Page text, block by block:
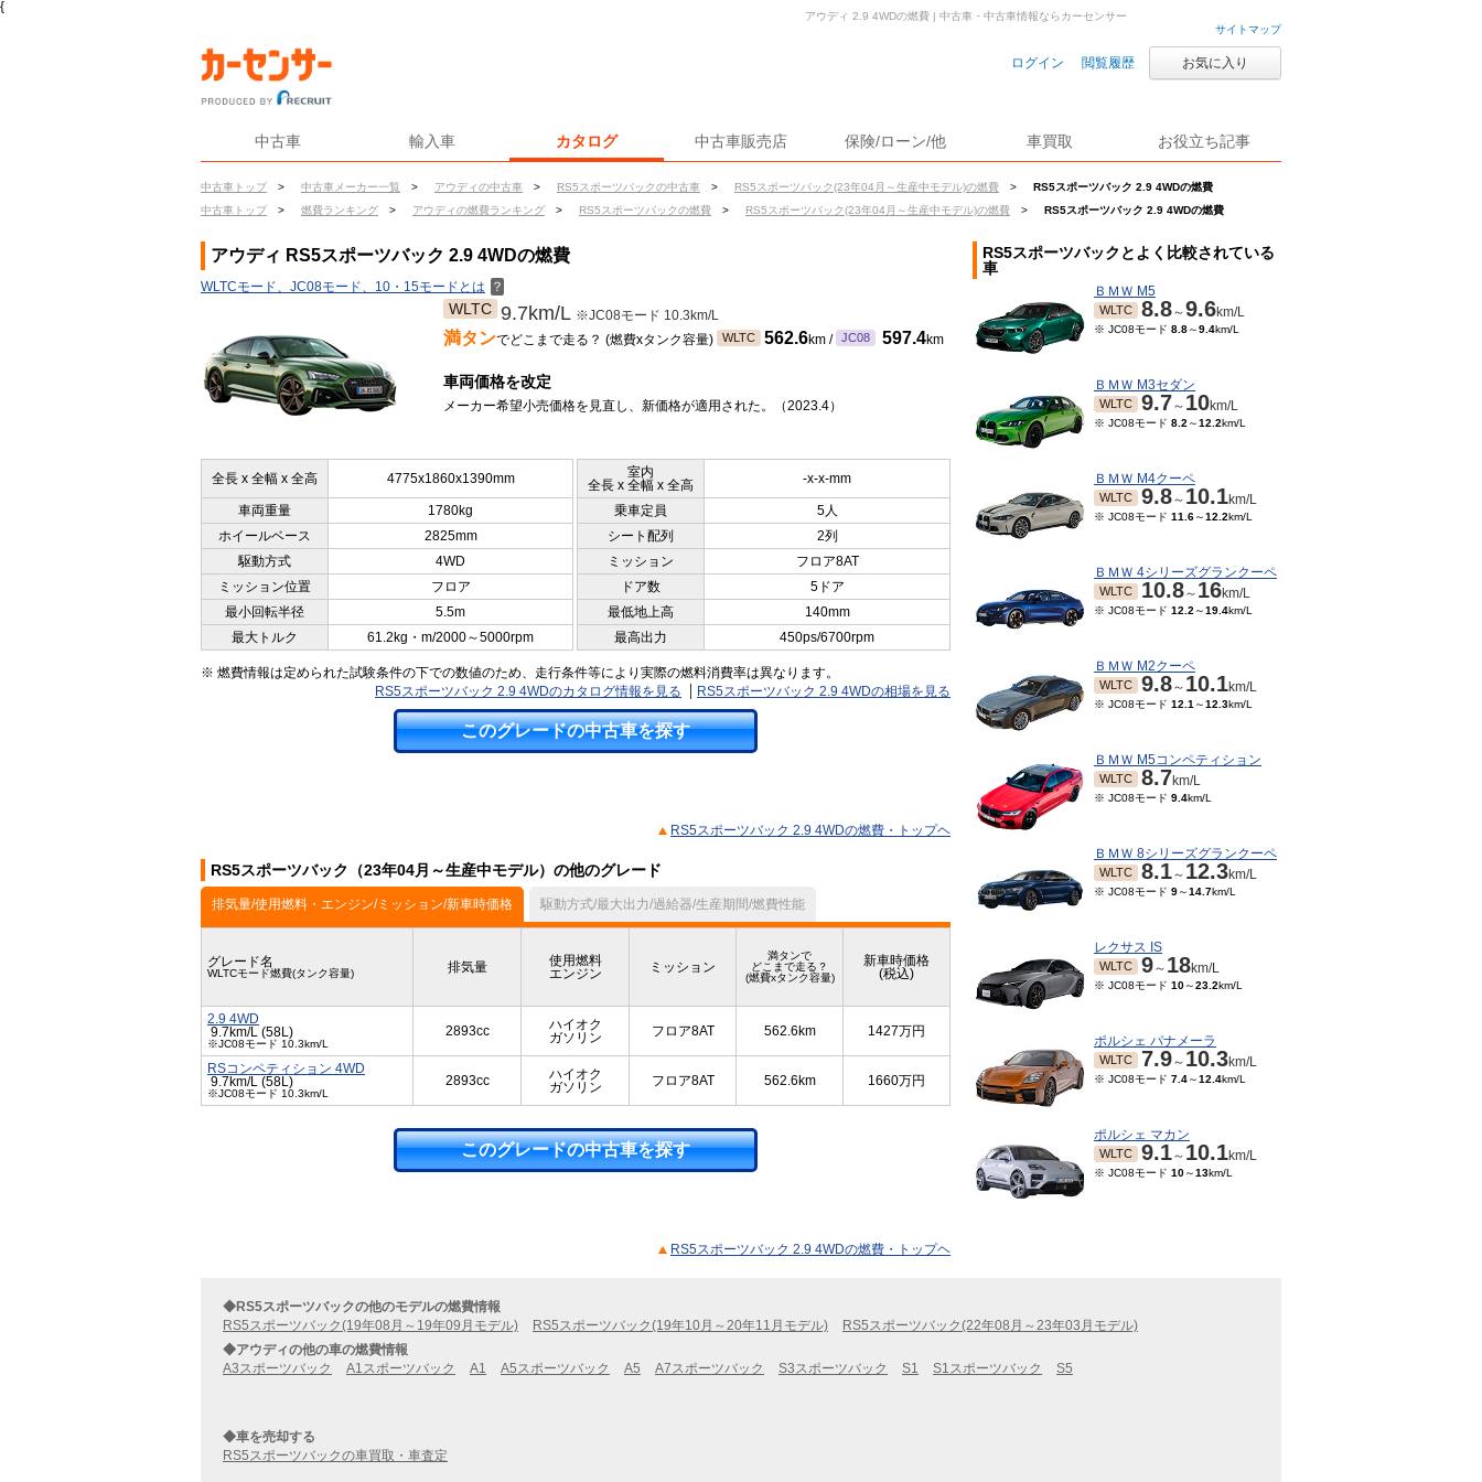
{
サイトマップ
ログイン 閲覧履歴 お気に入り
中古車 輸入車 カタログ 中古車販売店 保険/ローン/他 車買取 お役立ち記事
中古車トップ > 中古車メーカー一覧 > アウディの中古車 > RS5スポーツバックの中古車 > RS5スポーツバック(23年04月～生産中モデル)の燃費 >
RS5スポーツバック 2.9 4WDの燃費
中古車トップ
> 燃費ランキング > アウディの燃費ランキング > RS5スポーツバックの燃費 > RS5スポーツバック(23年04月～生産中モデル)の燃費 > RS5スポーツバック 2.9 4WDの燃費
アウディ 2.9 4WDの燃費 | 中古車・中古車情報ならカーセンサー
アウディ RS5スポーツバック 2.9 4WDの燃費
WLTCモード、JC08モード、10・15モードとは ？
WLTC 9.7km/L ※JC08モード 10.3km/L
満タンでどこまで走る？ (燃費xタンク容量) WLTC 562.6km / JC08 597.4km
車両価格を改定
メーカー希望小売価格を見直し、新価格が適用された。（2023.4）
全長 x 全幅 x 全高 4775x1860x1390mm
室内
全長 x 全幅 x 全高
-x-x-mm
車両重量 1780kg 乗車定員
5人
ホイールベース
2825mm シート配列
2列
駆動方式
4WD ミッション
フロア8AT
ミッション位置
フロア ドア数
5ドア
最小回転半径
5.5m 最低地上高
140mm
最大トルク
61.2kg・m/2000～5000rpm 最高出力 450ps/6700rpm
※ 燃費情報は定められた試験条件の下での数値のため、走行条件等により実際の燃料消費率は異なります。
RS5スポーツバック 2.9 4WDのカタログ情報を見る
RS5スポーツバック 2.9 4WDの相場を見る
このグレードの中古車を探す
RS5スポーツバック 2.9 4WDの燃費・トップヘ
RS5スポーツバック（23年04月～生産中モデル）の他のグレード
排気量/使用燃料・エンジン/ミッション/新車時価格 駆動方式/最大出力/過給器/生産期間/燃費性能
グレード名
WLTCモード燃費(タンク容量) 排気量
使用燃料
エンジン
ミッション
満タンで
どこまで走る？
(燃費xタンク容量)
新車時価格
(税込)
2.9 4WD
9.7km/L (58L)
※JC08モード 10.3km/L
2893cc
ハイオク
ガソリン
フロア8AT 562.6km 1427万円
RSコンペティション 4WD
9.7km/L (58L)
※JC08モード 10.3km/L
2893cc
ハイオク
ガソリン
フロア8AT 562.6km 1660万円
このグレードの中古車を探す
RS5スポーツバック 2.9 4WDの燃費・トップヘ
RS5スポーツバックとよく比較されている
車
ＢＭＷ M5
WLTC 8.8～9.6km/L
※ JC08モード 8.8～9.4km/L
ＢＭＷ M3セダン
WLTC 9.7～ 10km/L
※ JC08モード 8.2 ～12.2km/L
ＢＭＷ M4クーペ
WLTC 9.8～ 10.1km/L
※ JC08モード 11.6～12.2km/L
ＢＭＷ 4シリーズグランクーペ
WLTC 10.8～ 16km/L
※ JC08モード 12.2 ～19.4km/L
ＢＭＷ M2クーペ
WLTC 9.8～ 10.1km/L
※ JC08モード 12.1 ～12.3km/L
ＢＭＷ M5コンペティション
WLTC 8.7km/L
※ JC08モード 9.4km/L
ＢＭＷ 8シリーズグランクーペ
WLTC 8.1～ 12.3km/L
※ JC08モード 9～14.7km/L
レクサス IS
WLTC 9～ 18km/L
※ JC08モード 10～23.2km/L
ポルシェ パナメーラ
WLTC 7.9～ 10.3km/L
※ JC08モード 7.4～12.4km/L
ポルシェ マカン
WLTC 9.1～ 10.1km/L
※ JC08モード 10～13km/L
◆RS5スポーツバックの他のモデルの燃費情報
RS5スポーツバック(19年08月～19年09月モデル)
RS5スポーツバック(19年10月～20年11月モデル)
RS5スポーツバック(22年08月～23年03月モデル)
◆アウディの他の車の燃費情報
A3スポーツバック
A1スポーツバック A1 A5スポーツバック A5 A7スポーツバック S3スポーツバック S1 S1スポーツバック S5
◆車を売却する
RS5スポーツバックの車買取・車査定